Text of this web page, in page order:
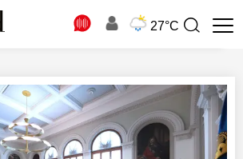
27°C
Suchbegriff